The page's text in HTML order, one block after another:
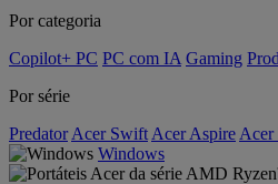
Por categoria
Copilot+ PC PC com IA Gaming
Por série
Predator Acer Swift Acer Aspire
Windows